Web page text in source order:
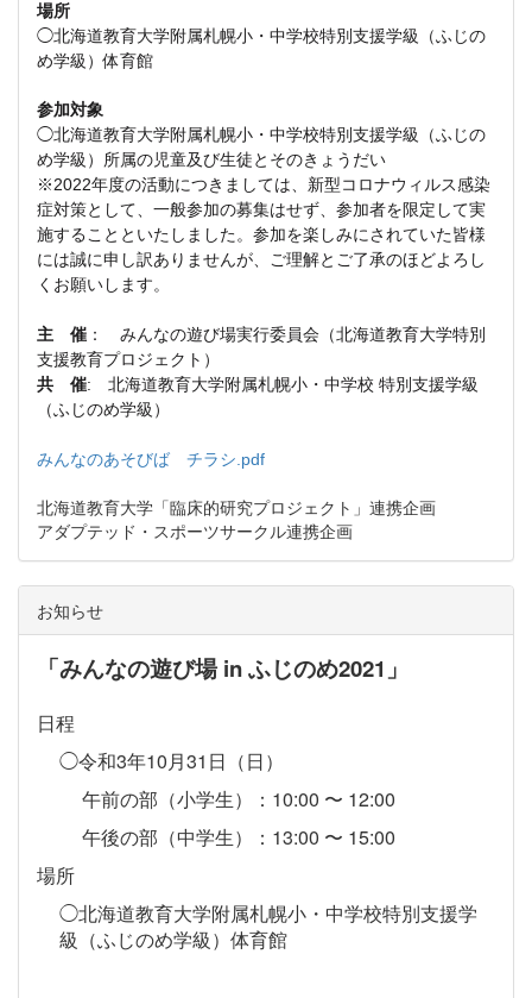
場所
◯北海道教育大学附属札幌小・中学校特別支援学級（ふじの
め学級）体育館
参加対象
◯北海道教育大学附属札幌小・中学校特別支援学級（ふじの
め学級）所属の児童及び生徒とそのきょうだい
※2022年度の活動につきましては、新型コロナウィルス感染
症対策として、一般参加の募集はせず、参加者を限定して実
施することといたしました。参加を楽しみにされていた皆様
には誠に申し訳ありませんが、ご理解とご了承のほどよろし
くお願いします。
主 催 ： みんなの遊び場実行委員会（北海道教育大学特別
支援教育プロジェクト）
共 催: 北海道教育大学附属札幌小・中学校 特別支援学級
（ふじのめ学級）
みんなのあそびば チラシ.pdf
北海道教育大学「臨床的研究プロジェクト」連携企画
アダプテッド・スポーツサークル連携企画
お知らせ
「みんなの遊び場inふじのめ2021 」
日程
◯令和3年10月31 日（日）
午前の部（小学生）： 10:00 〜 12:00
午後の部（中学生）： 13:00 〜 15:00
場所
◯北海道教育大学附属札幌小・中学校特別支援学
級（ふじのめ学級）体育館